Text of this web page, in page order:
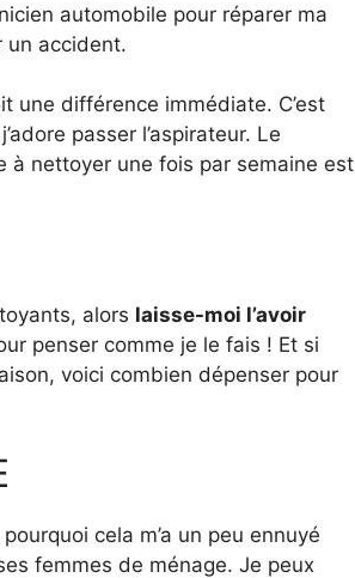
automobile pour réparer ma
un accident.
une différence immédiate. C’est
passer l’aspirateur. Le
à nettoyer une fois par semaine est
alors laisse-moi l’avoir
penser comme je le fais ! Et si
voici combien dépenser pour
cela m’a un peu ennuyé
femmes de ménage. Je peux